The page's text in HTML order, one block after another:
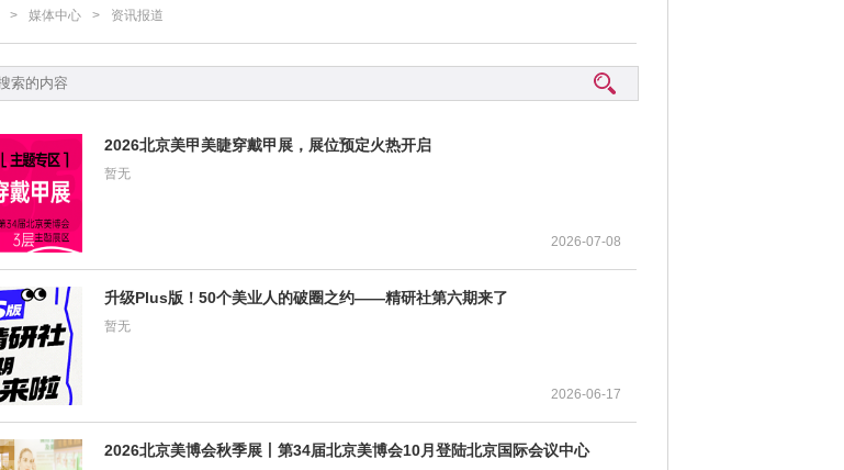
> 媒体中心 > 资讯报道
2026北京美甲美睫穿戴甲展，展位预定火热开启
暂无
2026-07-08
升级Plus版！50个美业人的破圈之约——精研社第六期来了
暂无
2026-06-17
2026北京美博会秋季展丨第34届北京美博会10月登陆北京国际会议中心